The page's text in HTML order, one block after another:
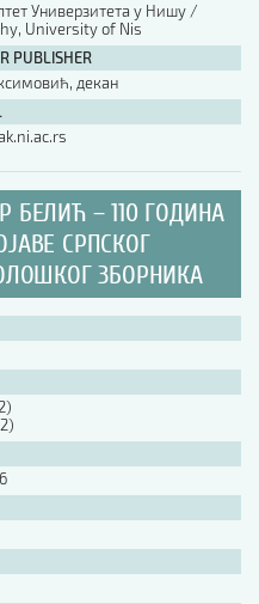
Универзитета у Нишу /
University of Nis
PUBLISHER
декан
БЕЛИЋ – 110 ГОДИНА
СРПСКОГ
ЗБОРНИКА